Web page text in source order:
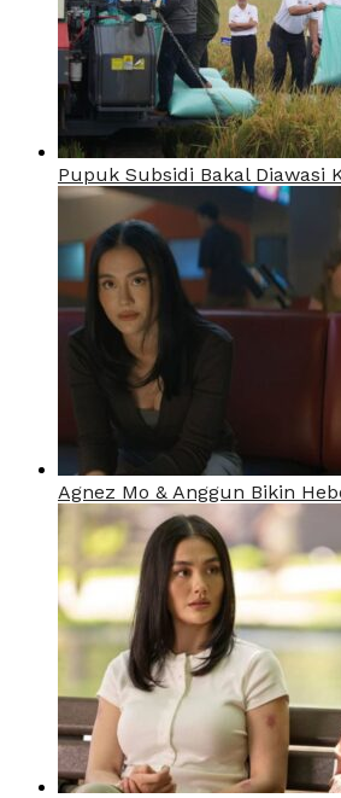
Pupuk Subsidi Bakal Diawasi
Agnez Mo & Anggun Bikin